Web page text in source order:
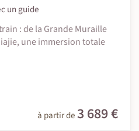
un guide
: de la Grande Muraille
une immersion totale
à partir de 3 689 €